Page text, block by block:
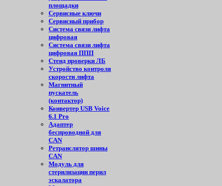
площадки
Сервисные ключи
Сервисный прибор
Система связи лифта
цифровая
Система связи лифта
цифровая ППП
Стенд проверки ЛБ
Устройство контроля
скорости лифта
Магнитный
пускатель
(контактор)
Конвертер USB Voice
6.1 Pro
Адаптер
беспроводной для
CAN
Ретранслятор шины
CAN
Модуль для
стерилизации перил
эскалатора